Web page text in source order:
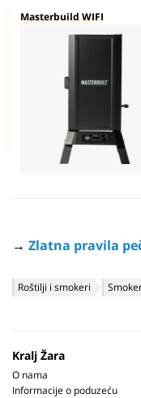
Masterbuild WIFI
→ Zlatna pravila
Roštilji i smokeri
Kralj Žara
O nama
Informacije o poduzeću